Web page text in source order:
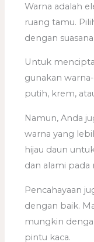
Warna adalah
ruang tamu.
dengan
Untuk
gunakan
putih, krem,
Namun, Anda
warna yang
hijau daun
dan alami pada
Pencahayaan
dengan baik.
mungkin
pintu kaca.